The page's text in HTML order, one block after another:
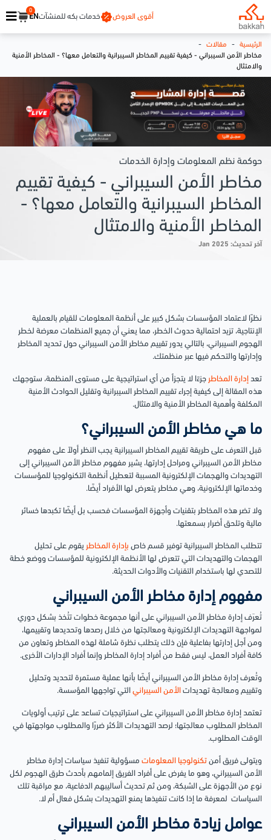
أقوى العروض خدمات بكه للمنشآتEN
0
الرئيسية - مقالات -
مخاطر الأمن السيبراني - كيفية تقييم المخاطر السيبرانية والتعامل معها؟ - المخاطر الأمنية
والامتثال
حوكمة نظم المعلومات وإدارة الخدمات
مخاطر الأمن السيبراني - كيفية تقييم
المخاطر السيبرانية والتعامل معها؟ -
المخاطر الأمنية والامتثال
آخر تحديث: Jan 2025
نظرًا لاعتماد المؤسسات بشكل كبير على أنظمة المعلومات للقيام بالعملية
الإنتاجية، تزيد احتمالية حدوث الخطر، مما يعني أن جميع المنظمات معرضة لخطر
الهجوم السيبراني، بالتالي يدور تقييم مخاطر الأمن السيبراني حول تحديد المخاطر
وإدارتها والتحكم فيها عبر منظمتك.
تعد إدارة المخاطر جزءًا لا يتجزأ من أي استراتيجية على مستوى المنظمة، ستوجهك
هذه المقالة إلى كيفية إجراء تقييم المخاطر السيبرانية وتقليل الحوادث الأمنية
المكلفة وأهمية المخاطر الأمنية والامتثال.
ما هي مخاطر الأمن السيبراني؟
قبل التعرف على طريقة تقييم المخاطر السيبرانية يجب النظر أولاً على مفهوم
مخاطر الأمن السيبراني ومراحل إدارتها، يشير مفهوم مخاطر الأمن السيبراني إلى
التهديدات والهجمات الإلكترونية المسببة لتعطيل أنظمة التكنولوجيا للمؤسسات
وخدماتها الإلكترونية، وهي مخاطر يتعرض لها الأفراد أيضًا.
ولا تضر هذه المخاطر بتقنيات وأجهزة المؤسسات فحسب بل أيضًا تكبدها خسائر
مالية وتلحق أضرار بسمعتها.
تتطلب المخاطر السيبرانية توفير قسم خاص بإدارة المخاطر يقوم على تحليل
الهجمات والتهديدات التي تتعرض لها الأنظمة الإلكترونية للمؤسسات ووضع خطة
للتصدي لها باستخدام التقنيات والأدوات الحديثة.
مفهوم إدارة مخاطر الأمن السيبراني
تُعرَف إدارة مخاطر الأمن السيبراني على أنها مجموعة خطوات تتُخذ بشكل دوري
لمواجهة التهديدات الإلكترونية ومعالجتها من خلال رصدها وتحديدها وتقييمها،
ومن أجل إدارتها بفاعلية فإن ذلك يتطلب نظرة شاملة لهذه المخاطر وتعاون من
كافة أفراد العمل، ليس فقط من أفراد إدارة المخاطر وإنما أفراد الإدارات الأخرى.
وتُعرف إدارة مخاطر الأمن السيبراني أيضًا بأنها عملية مستمرة لتحديد وتحليل
وتقييم ومعالجة تهديدات الأمن السيبراني التي تواجهها المؤسسة.
تعتمد إدارة مخاطر الأمن السيبراني على استراتيجيات تساعد على ترتيب أولويات
المخاطر المطلوب معالجتها؛ لرصد التهديدات الأكثر ضررًا والمطلوب مواجهتها في
الوقت المطلوب.
ويتولى فريق أمن تكنولوجيا المعلومات مسؤولية تنفيذ سياسات إدارة مخاطر
الأمن السيبراني، وهو ما يفرض على أفراد الفريق إلمامهم بأحدث طرق الهجوم لكل
نوع من الأجهزة على الشبكة، ومن ثم تحديث أساليبهم الدفاعية، مع مراقبة تلك
السياسات لمعرفة ما إذا كانت تنفيذها يمنع التهديدات بشكل فعال أم لا.
عوامل زيادة مخاطر الأمن السيبراني